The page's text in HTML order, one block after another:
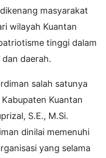
masyarakat
wilayah Kuantan
tinggi dalam
daerah.
salah satunya
Kuantan
S.E., M.Si.
dinilai memenuhi
yang selama